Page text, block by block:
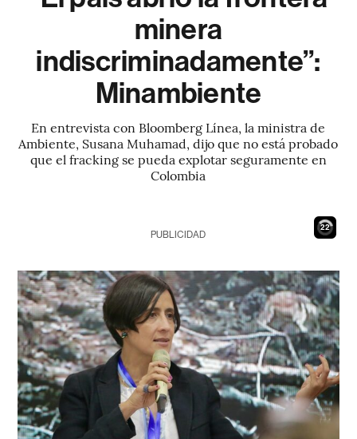
minera
indiscriminadamente”:
Minambiente
En entrevista con Bloomberg Línea, la ministra de
Ambiente, Susana Muhamad, dijo que no está probado
que el fracking se pueda explotar seguramente en
Colombia
20
PUBLICIDAD